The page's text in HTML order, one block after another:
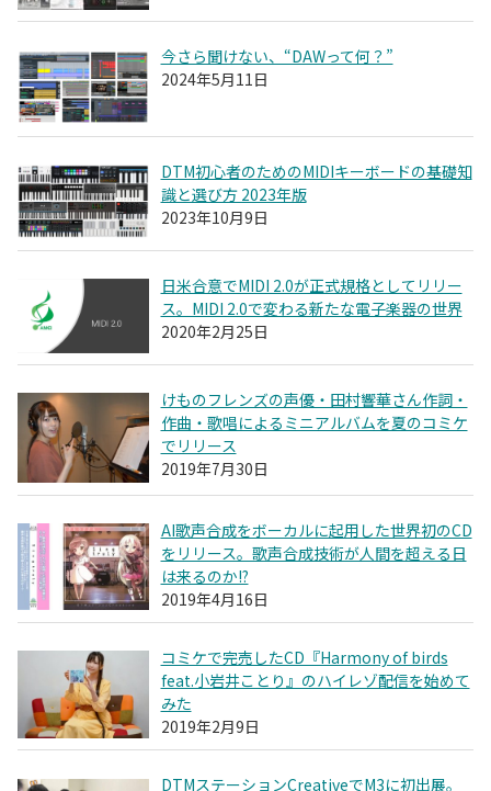
今さら聞けない、“DAWって何？”
2024年5月11日
DTM初心者のためのMIDIキーボードの基礎知
識と選び方 2023年版
2023年10月9日
日米合意でMIDI 2.0が正式規格としてリリー
ス。MIDI 2.0で変わる新たな電子楽器の世界
2020年2月25日
けものフレンズの声優・田村響華さん作詞・
作曲・歌唱によるミニアルバムを夏のコミケ
でリリース
2019年7月30日
AI歌声合成をボーカルに起用した世界初のCD
をリリース。歌声合成技術が人間を超える日
は来るのか!?
2019年4月16日
コミケで完売したCD『Harmony of birds
feat.小岩井ことり』のハイレゾ配信を始めて
みた
2019年2月9日
DTMステーションCreativeでM3に初出展。